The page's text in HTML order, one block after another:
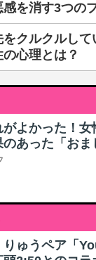
を消す3つの
をクルクルし
心理とは？
がよかった！
のあった「おま
りゅうペア「